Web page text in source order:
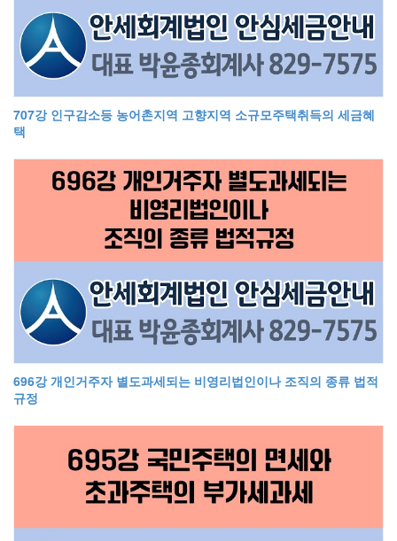
707강 인구감소등 농어촌지역 고향지역 소규모주택취득의 세금혜
택
696강 개인거주자 별도과세되는 비영리법인이나 조직의 종류 법적
규정